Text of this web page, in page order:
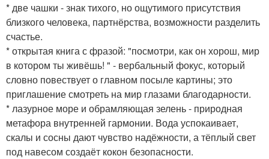
* две чашки - знак тихого, но ощутимого присутствия
близкого человека, партнёрства, возможности разделить
счастье.
* открытая книга с фразой: "посмотри, как он хорош, мир
в котором ты живёшь! " - вербальный фокус, который
словно повествует о главном посыле картины; это
приглашение смотреть на мир глазами благодарности.
* лазурное море и обрамляющая зелень - природная
метафора внутренней гармонии. Вода успокаивает,
скалы и сосны дают чувство надёжности, а тёплый свет
под навесом создаёт кокон безопасности.